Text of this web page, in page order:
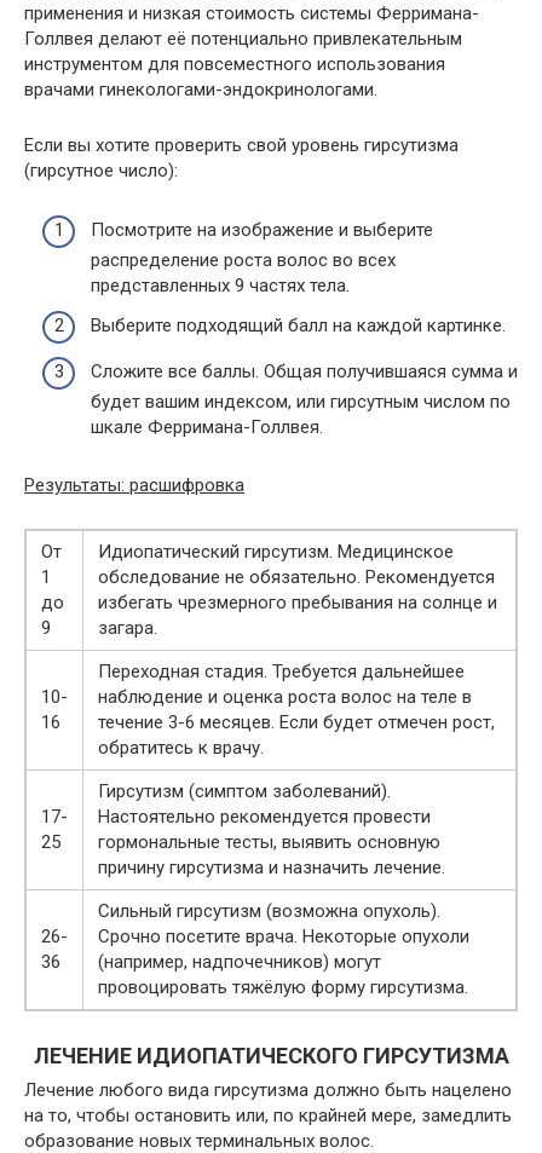
применения и низкая стоимость системы Ферримана-
Голлвея делают её потенциально привлекательным
инструментом для повсеместного использования
врачами гинекологами-эндокринологами.
Если вы хотите проверить свой уровень гирсутизма
(гирсутное число):
Посмотрите на изображение и выберите
распределение роста волос во всех
представленных 9 частях тела.
Выберите подходящий балл на каждой картинке.
Сложите все баллы. Общая получившаяся сумма и
будет вашим индексом, или гирсутным числом по
шкале Ферримана-Голлвея.
Результаты: расшифровка
От
1
до
9
Идиопатический гирсутизм. Медицинское
обследование не обязательно. Рекомендуется
избегать чрезмерного пребывания на солнце и
загара.
10-
16
Переходная стадия. Требуется дальнейшее
наблюдение и оценка роста волос на теле в
течение 3-6 месяцев. Если будет отмечен рост,
обратитесь к врачу.
17-
25
Гирсутизм (симптом заболеваний).
Настоятельно рекомендуется провести
гормональные тесты, выявить основную
причину гирсутизма и назначить лечение.
26-
36
Сильный гирсутизм (возможна опухоль).
Срочно посетите врача. Некоторые опухоли
(например, надпочечников) могут
провоцировать тяжёлую форму гирсутизма.
ЛЕЧЕНИЕ ИДИОПАТИЧЕСКОГО ГИРСУТИЗМА
Лечение любого вида гирсутизма должно быть нацелено
на то, чтобы остановить или, по крайней мере, замедлить
образование новых терминальных волос.